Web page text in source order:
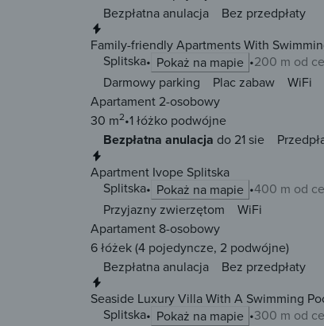
Bezpłatna anulacja
Bez przedpłaty
Family-friendly Apartments With
Splitska
Splitska Pokaż na mapie
200 m od
Darmowy parking
Plac zabaw
WiFi
Apartament 2-osobowy
30 m2 1 łóżko podwójne
Bezpłatna anulacja do 21 sie
Apartment Ivope Splitska
Splitska
Pokaż na mapie 400 m od
Przyjazny zwierzętom
WiFi
Apartament 8-osobowy
6 łóżek(4 pojedyncze, 2 podwójne)
Bezpłatna anulacja
Bez przedpłaty
Seaside Luxury Villa With A Swimming
Splitska
Pokaż na mapie
300 m od